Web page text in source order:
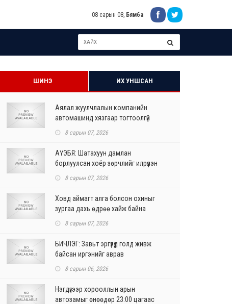
08 сарын 08, Бямба
ШИНЭ ИХ УНШСАН
Аялал жуулчлалын компанийн
автомашинд хязгаар тогтоолгүй
8 сарын 07, 2026
АҮЭБЯ: Шатахуун дамлан
борлуулсан хоёр зөрчлийг илрүүлэн
8 сарын 07, 2026
Ховд аймагт алга болсон охиныг
зургаа дахь өдрөө хайж байна
8 сарын 07, 2026
БИЧЛЭГ: Завьт эргүүлүүд голд живж
байсан иргэнийг аврав
8 сарын 06, 2026
Нэгдүгээр хорооллын арын
автозамыг өнөөдөр 23:00 цагаас